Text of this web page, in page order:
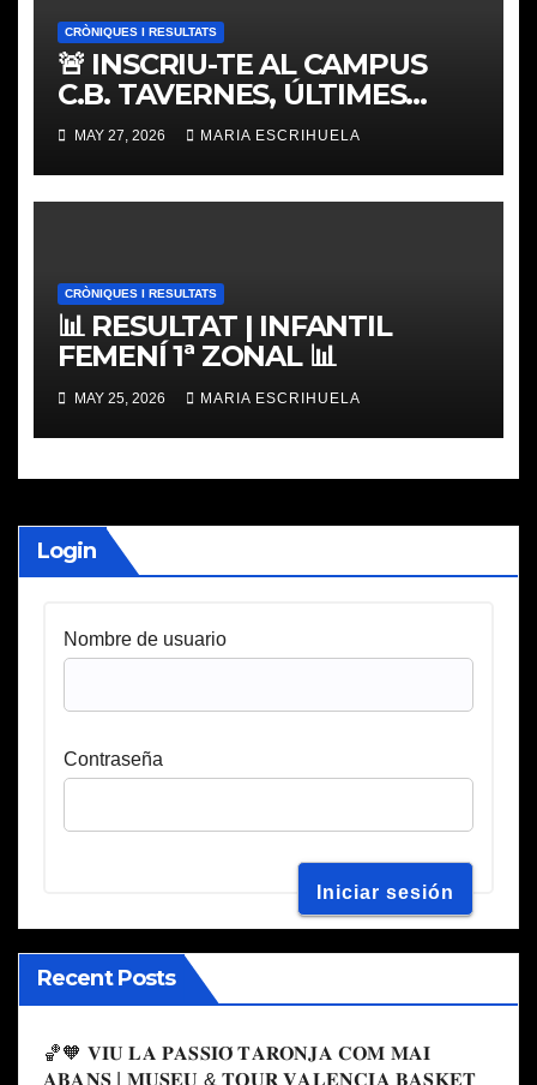
CRÒNIQUES I RESULTATS
🚨 INSCRIU-TE AL CAMPUS
C.B. TAVERNES, ÚLTIMES
PLACES
MAY 27, 2026 MARIA ESCRIHUELA
CRÒNIQUES I RESULTATS
📊 RESULTAT | INFANTIL
FEMENÍ 1ª ZONAL 📊
MAY 25, 2026 MARIA ESCRIHUELA
Login
Nombre de usuario
Contraseña
Recent Posts
🏀🧡 𝐕𝐈𝐔 𝐋𝐀 𝐏𝐀𝐒𝐒𝐈𝐎́ 𝐓𝐀𝐑𝐎𝐍𝐉𝐀 𝐂𝐎𝐌 𝐌𝐀𝐈
𝐀𝐁𝐀𝐍𝐒 | 𝐌𝐔𝐒𝐄𝐔 & 𝐓𝐎𝐔𝐑 𝐕𝐀𝐋𝐄𝐍𝐂𝐈𝐀 𝐁𝐀𝐒𝐊𝐄𝐓